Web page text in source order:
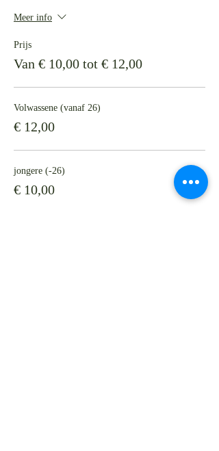
Meer info
Prijs
Van € 10,00 tot € 12,00
Volwassene (vanaf 26)
€ 12,00
jongere (-26)
€ 10,00